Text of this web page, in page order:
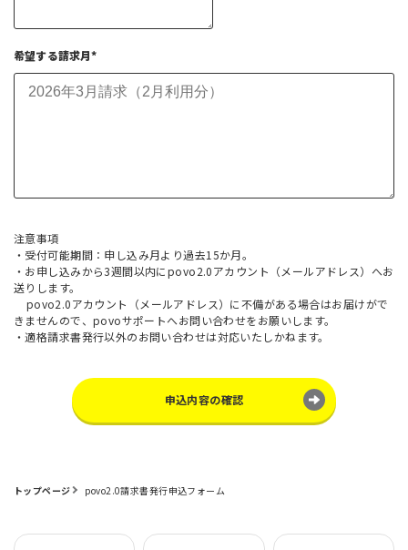
希望する請求月*
注意事項
・受付可能期間：申し込み月より過去15か月。
・お申し込みから3週間以内にpovo2.0アカウント（メールアドレス）へお
送りします。
povo2.0アカウント（メールアドレス）に不備がある場合はお届けがで
きませんので、povoサポートへお問い合わせをお願いします。
・適格請求書発行以外のお問い合わせは対応いたしかねます。
申込内容の確認
トップページ povo2.0請求書発行申込フォーム